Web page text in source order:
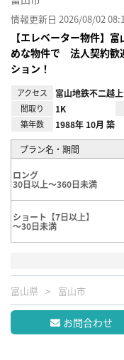
情報更新日 2026/08/02
【エレベーター物件】
めな物件で 法人契約歓
ション！
アクセス 富山地鉄不二越上
間取り 1K
築年数 1988年 10月 築
プラン名・期間
ロング
30日以上～360日未満
ショート【7日以上】
～30日未満
富山県 富山市
お問合わせ